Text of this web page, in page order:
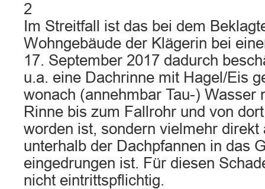
2
Im Streitfall ist das bei dem
Wohngebäude der Klägerin bei
17. September 2017 dadurch
u.a. eine Dachrinne mit Hagel/Eis
wonach (annehmbar Tau-) Wasser
Rinne bis zum Fallrohr und von
worden ist, sondern vielmehr direkt
unterhalb der Dachpfannen in das
eingedrungen ist. Für diesen
nicht eintrittspflichtig.